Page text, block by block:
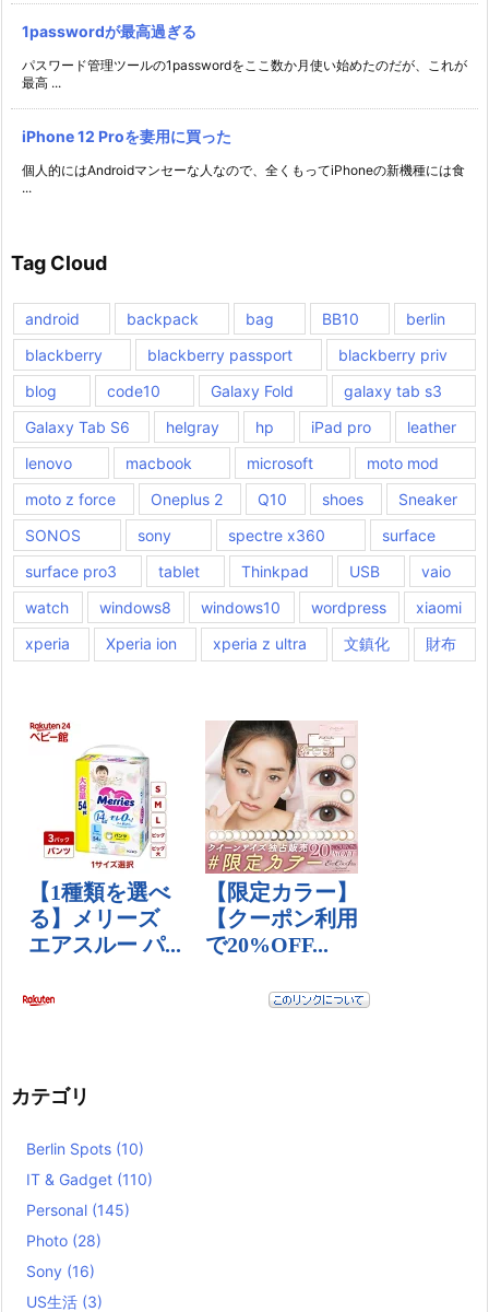
1passwordが最高過ぎる
パスワード管理ツールの1passwordをここ数か月使い始めたのだが、これが
最高 ...
iPhone 12 Proを妻用に買った
個人的にはAndroidマンセーな人なので、全くもってiPhoneの新機種には食
...
Tag Cloud
android backpack bag BB10
berlin
blackberry
blackberry passport
blackberry priv
blog
code10 Galaxy Fold
galaxy tab s3
Galaxy Tab S6
helgray hp iPad pro
leather
lenovo
macbook microsoft
moto mod
moto z force
Oneplus 2 Q10 shoes
Sneaker
SONOS
sony spectre x360
surface
surface pro3
tablet Thinkpad USB
vaio
watch
windows8 windows10 wordpress
xiaomi
xperia
Xperia ion xperia z ultra 文鎮化 財布
カテゴリ
Berlin Spots (10)
IT & Gadget (110)
Personal (145)
Photo (28)
Sony (16)
US生活 (3)